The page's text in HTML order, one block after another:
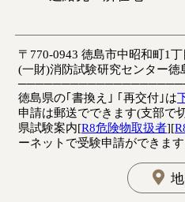
〒770-0943 徳島市中昭和町1
(一財)消防試験研究センター徳
徳島県の｢書換え｣ ｢再交付｣は
申請は郵送でできます(支部で
県試験案内[R8危険物取扱者][
ーネットで受験申請ができま